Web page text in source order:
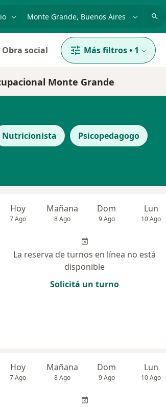
nombre
Obra social Más filtros• 1
Monte Grande
Nutricionista Psicopedagogo
Hoy
7 Ago
Mañana
8 Ago
Dom
9 Ago
Lun
10 Ago
La reserva de turnos en línea no está
disponible
Solicitá un turno
Hoy
7 Ago
Mañana
8 Ago
Dom
9 Ago
Lun
10 Ago